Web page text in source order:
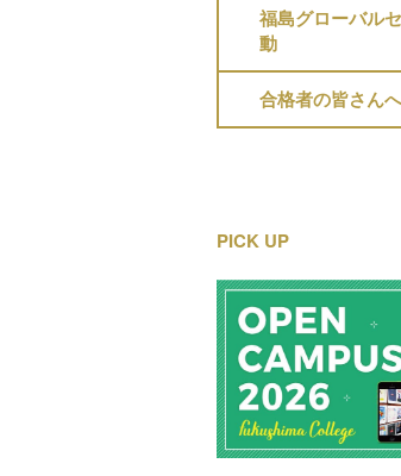
福島グローバル
動
合格者の皆さんへ
PICK UP